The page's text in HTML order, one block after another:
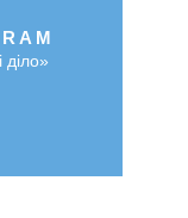
діло»